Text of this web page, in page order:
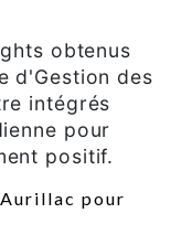
obtenus
d'Gestion des
intégrés
pour
positif.
pour